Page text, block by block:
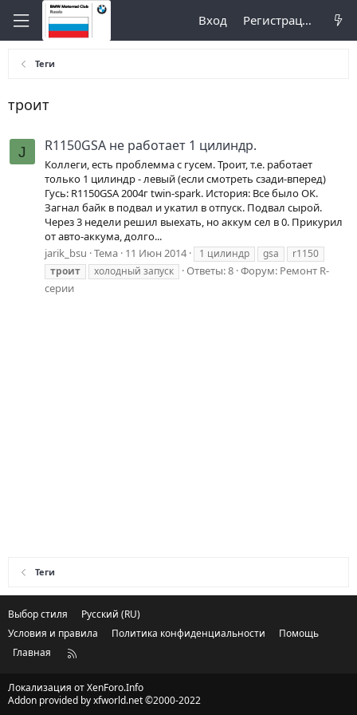
Вход Регистрация
Теги
троит
J R1150GSA не работает 1 цилиндр.
Коллеги, есть проблемма с гусем. Троит, т.е. работает
только 1 цилиндр - левый (если смотреть сзади-вперед)
Гусь: R1150GSA 2004г twin-spark. История: Все было ОК.
Загнал байк в подвал и укатил в отпуск. Подвал сырой.
Через 3 недели решил выехать, но аккум сел в 0. Прикурил
от авто-аккума, долго...
jarik_bsu Тема 11 Июн 2014 1 цилиндр gsa
r1150
троит
холодный запуск Ответы: 8 Форум: Ремонт R-
серии
Теги
Выбор стиля
Русский (RU)
Условия и правила
Политика конфиденциальности
Помощь
Главная
R
Локализация отXenForo.Info
Addon provided by xfworld.net ©2000-2022